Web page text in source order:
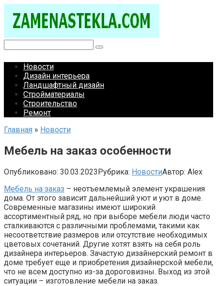
контенту
Новости
Дизайн интерьера
Ландшафтный дизайн
Стройматериалы
Строительство
Ремонт
Главная » Новости
Мебель на заказ особенности
Опубликовано: 30.03.2023Рубрика: НовостиАвтор: Alex
Мебель на заказ – неотъемлемый элемент украшения
дома. От этого зависит дальнейший уют и уют в доме.
Современные магазины имеют широкий
ассортиментный ряд, но при выборе мебели люди часто
сталкиваются с различными проблемами, такими как
несоответствие размеров или отсутствие необходимых
цветовых сочетаний. Другие хотят взять на себя роль
дизайнера интерьеров. Зачастую дизайнерский ремонт в
доме требует еще и приобретения дизайнерской мебели,
что не всем доступно из-за дороговизны. Выход из этой
ситуации – изготовление мебели на заказ.